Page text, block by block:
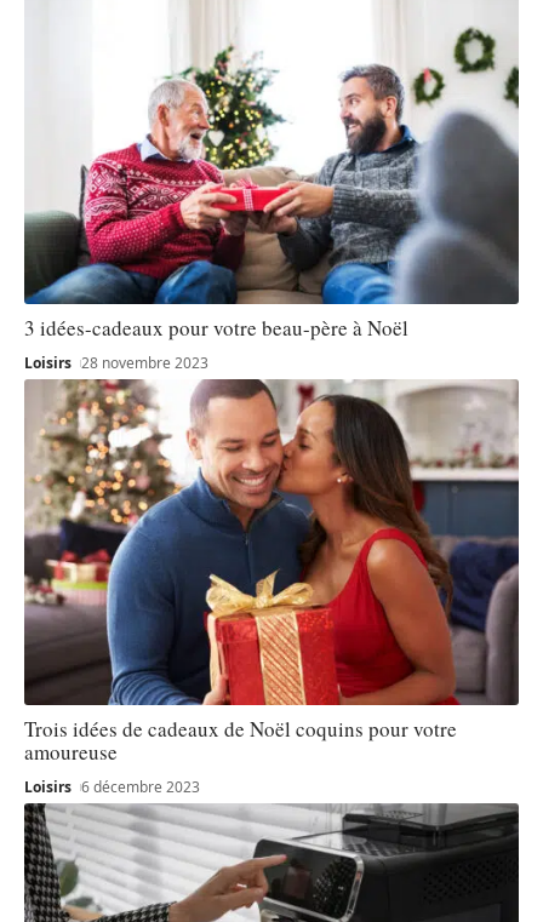
3 idées-cadeaux pour votre beau-père à Noël
Loisirs 28 novembre 2023
Trois idées de cadeaux de Noël coquins pour votre
amoureuse
Loisirs 6 décembre 2023